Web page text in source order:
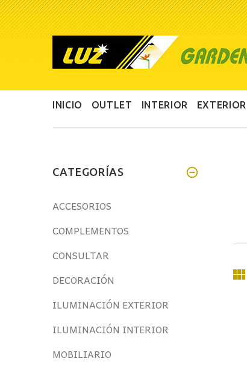
INICIO OUTLET INTERIOR EXTERIOR
CATEGORÍAS
ACCESORIOS
COMPLEMENTOS
CONSULTAR
DECORACIÓN
ILUMINACIÓN EXTERIOR
ILUMINACIÓN INTERIOR
MOBILIARIO